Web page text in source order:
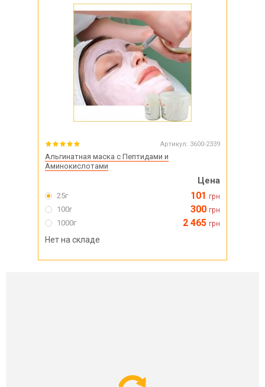
Артикул: 3600-2339
Альгинатная маска с Пептидами и
Аминокислотами
Цена
25г 101 грн
100г 300 грн
1000г 2 465 грн
Нет на складе